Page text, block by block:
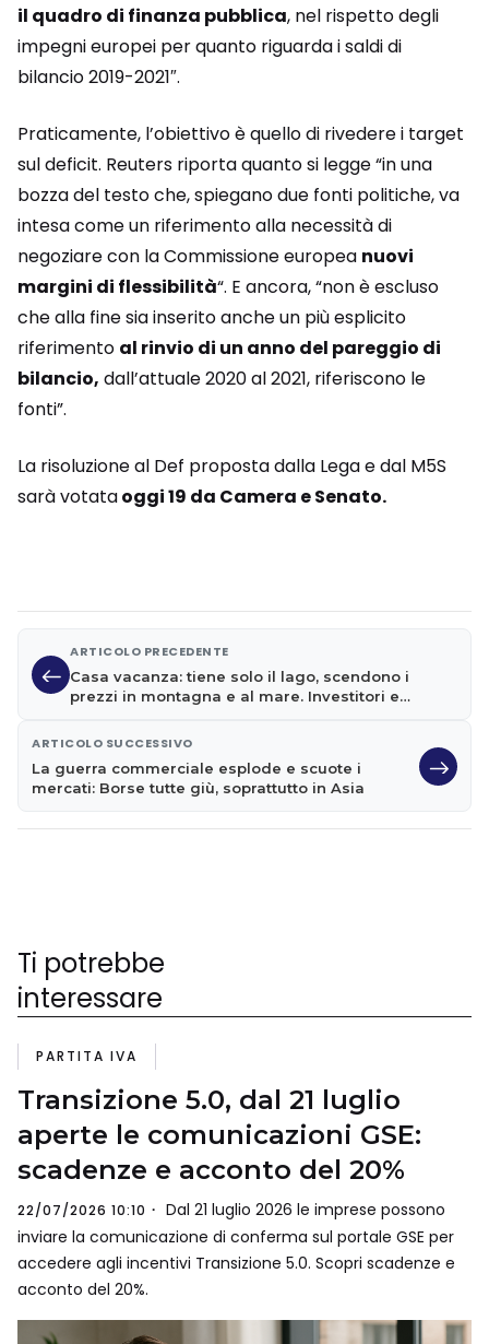
il quadro di finanza pubblica, nel rispetto degli
impegni europei per quanto riguarda i saldi di
bilancio 2019-2021″.
Praticamente, l’obiettivo è quello di rivedere i target
sul deficit. Reuters riporta quanto si legge “in una
bozza del testo che, spiegano due fonti politiche, va
intesa come un riferimento alla necessità di
negoziare con la Commissione europea nuovi
margini di flessibilità“. E ancora, “non è escluso
che alla fine sia inserito anche un più esplicito
riferimento al rinvio di un anno del pareggio di
bilancio, dall’attuale 2020 al 2021, riferiscono le
fonti”.
La risoluzione al Def proposta dalla Lega e dal M5S
sarà votataoggi 19 da Camera e Senato.
ARTICOLO PRECEDENTE
Casa vacanza: tiene solo il lago, scendono i
prezzi in montagna e al mare. Investitori e
ARTICOLO SUCCESSIVO
La guerra commerciale esplode e scuote i
mercati: Borse tutte giù, soprattutto in Asia
Ti potrebbe
interessare
PARTITA IVA
Transizione 5.0, dal 21 luglio
aperte le comunicazioni GSE:
scadenze e acconto del 20%
22/07/2026 10:10
Dal 21 luglio 2026 le imprese possono
inviare la comunicazione di conferma sul portale GSE per
accedere agli incentivi Transizione 5.0. Scopri scadenze e
acconto del 20%.